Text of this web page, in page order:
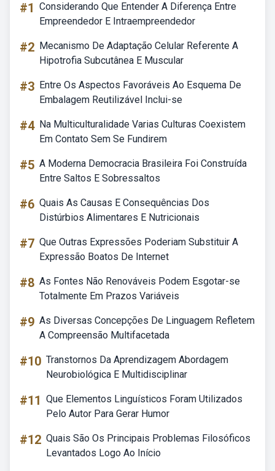
#1 Considerando Que Entender A Diferença Entre
Empreendedor E Intraempreendedor
#2 Mecanismo De Adaptação Celular Referente A
Hipotrofia Subcutânea E Muscular
#3 Entre Os Aspectos Favoráveis Ao Esquema De
Embalagem Reutilizável Inclui-se
#4 Na Multiculturalidade Varias Culturas Coexistem
Em Contato Sem Se Fundirem
#5 A Moderna Democracia Brasileira Foi Construída
Entre Saltos E Sobressaltos
#6 Quais As Causas E Consequências Dos
Distúrbios Alimentares E Nutricionais
#7 Que Outras Expressões Poderiam Substituir A
Expressão Boatos De Internet
#8 As Fontes Não Renováveis Podem Esgotar-se
Totalmente Em Prazos Variáveis
#9 As Diversas Concepções De Linguagem Refletem
A Compreensão Multifacetada
#10 Transtornos Da Aprendizagem Abordagem
Neurobiológica E Multidisciplinar
#11 Que Elementos Linguísticos Foram Utilizados
Pelo Autor Para Gerar Humor
#12 Quais São Os Principais Problemas Filosóficos
Levantados Logo Ao Início